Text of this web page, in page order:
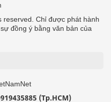
reserved. Chỉ được phát hành
đồng ý bằng văn bản của
(Tp.HCM)